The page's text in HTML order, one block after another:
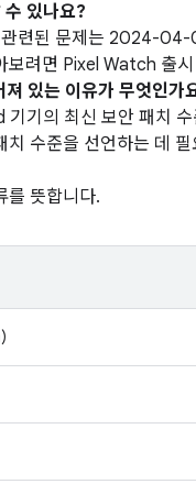
수 있나요?
련된 문제는 2024-04-
려면 Pixel Watch 출
있는 이유가 무엇인가
기의 최신 보안 패치
수준을 선언하는 데
를 뜻합니다.